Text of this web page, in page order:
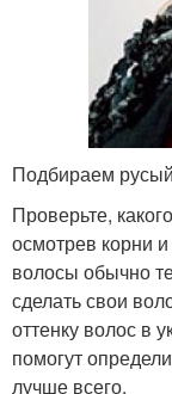
Подбираем
Проверьте,
осмотрев корни
волосы обычно
сделать свои
оттенку волос в
помогут
лучше всего.